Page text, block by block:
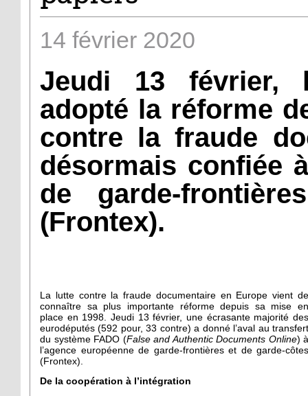
14 février 2020
Jeudi 13 février,
adopté la réforme
contre la fraude
désormais confiée
de garde-
(Frontex).
La lutte contre la fraude documentaire en Europe vient de
connaître sa plus importante réforme depuis sa mise en
place en 1998. Jeudi 13 février, une écrasante majorité des
eurodéputés (592 pour, 33 contre) a donné l’aval au transfert
du système FADO (False and Authentic Documents Online) à
l’agence européenne de garde-frontières et de garde-côtes
(Frontex).
De la coopération à l’intégration